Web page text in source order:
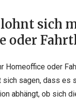
lohnt sich
oder
Homeoffice oder
sagen, dass es
abhängt, ob sich